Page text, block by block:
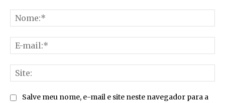
Salve meu nome, e-mail e site neste navegador para a